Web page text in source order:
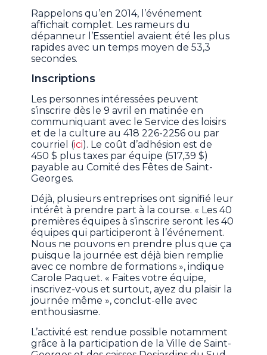
Rappelons qu’en 2014, l’événement
affichait complet. Les rameurs du
dépanneur l’Essentiel avaient été les plus
rapides avec un temps moyen de 53,3
secondes.
Inscriptions
Les personnes intéressées peuvent
s’inscrire dès le 9 avril en matinée en
communiquant avec le Service des loisirs
et de la culture au 418 226-2256 ou par
courriel (ici). Le coût d’adhésion est de
450 $ plus taxes par équipe (517,39 $)
payable au Comité des Fêtes de Saint-
Georges.
Déjà, plusieurs entreprises ont signifié leur
intérêt à prendre part à la course. « Les 40
premières équipes à s’inscrire seront les 40
équipes qui participeront à l’événement.
Nous ne pouvons en prendre plus que ça
puisque la journée est déjà bien remplie
avec ce nombre de formations », indique
Carole Paquet. « Faites votre équipe,
inscrivez-vous et surtout, ayez du plaisir la
journée même », conclut-elle avec
enthousiasme.
L’activité est rendue possible notamment
grâce à la participation de la Ville de Saint-